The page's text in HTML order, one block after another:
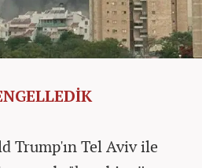
Trump'ın Tel Aviv ile